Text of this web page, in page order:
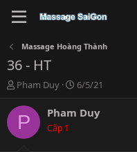
Massage Hoàng Thành
36 - HT
T
r
a
Pham Duy
N
à
6/5/21
P Pham Duy
Cấp 1